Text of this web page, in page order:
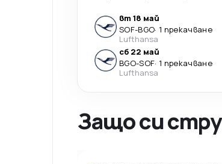
вт 18 май
SOF-BGO· 1 прекачване
Lufthansa
сб 22 май
BGO-SOF· 1 прекачване
Lufthansa
Защо си